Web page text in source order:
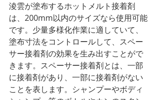
淩雲が塗布するホットメルト接着剤
は、200mm以内のサイズなら使用可能
です。少量多様化作業に適していて、
塗布寸法をコントロールして、スペー
サー接着剤の効果を生み出すことがで
きます。スペーサー接着剤とは、一部
に接着剤があり、一部に接着剤がない
ことを表します。シャンプーやボディ